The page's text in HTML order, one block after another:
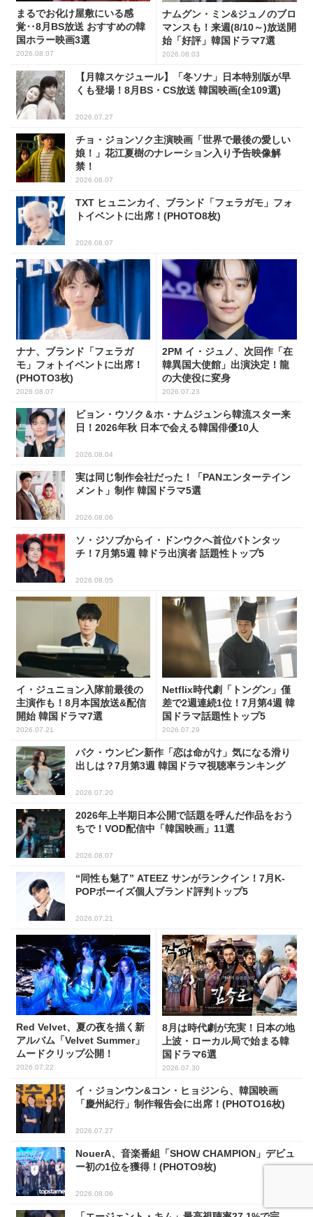
まるでお化け屋敷にいる感
覚‥8月BS放送 おすすめの韓
国ホラー映画3選
2026.08.07
ナムグン・ミン&ジュノのブロ
マンスも！来週(8/10～)放送開
始「好評」韓国ドラマ7選
2026.08.03
【月韓スケジュール】「冬ソナ」日本特別版が早
くも登場！8月BS・CS放送 韓国映画(全109選)
2026.07.27
チョ・ジョンソク主演映画「世界で最後の愛しい
娘！」花江夏樹のナレーション入り予告映像解
禁！
2026.08.07
TXT ヒュニンカイ、ブランド「フェラガモ」フォ
トイベントに出席！(PHOTO8枚)
2026.08.07
ナナ、ブランド「フェラガ
モ」フォトイベントに出席！
(PHOTO3枚)
2026.08.07
2PM イ・ジュノ、次回作「在
韓異国大使館」出演決定！龍
の大使役に変身
2026.07.23
ビョン・ウソク＆ホ・ナムジュンら韓流スター来
日！2026年秋 日本で会える韓国俳優10人
2026.08.04
実は同じ制作会社だった！「PANエンターテイン
メント」制作 韓国ドラマ5選
2026.08.06
ソ・ジソブからイ・ドンウクへ首位バトンタッ
チ！7月第5週 韓ドラ出演者 話題性トップ5
2026.08.05
イ・ジュニョン入隊前最後の
主演作も！8月本国放送&配信
開始 韓国ドラマ7選
2026.07.21
Netflix時代劇「トングン」僅
差で2週連続1位！7月第4週 韓
国ドラマ話題性トップ5
2026.07.29
パク・ウンビン新作「恋は命がけ」気になる滑り
出しは？7月第3週 韓国ドラマ視聴率ランキング
2026.07.20
2026年上半期日本公開で話題を呼んだ作品をおう
ちで！VOD配信中「韓国映画」11選
2026.08.07
“同性も魅了” ATEEZ サンがランクイン！7月K-
POPボーイズ個人ブランド評判トップ5
2026.07.21
Red Velvet、夏の夜を描く新
アルバム「Velvet Summer」
ムードクリップ公開！
2026.07.22
8月は時代劇が充実！日本の地
上波・ローカル局で始まる韓
国ドラマ6選
2026.07.30
イ・ジョンウン&コン・ヒョジンら、韓国映画
「慶州紀行」制作報告会に出席！(PHOTO16枚)
2026.07.27
NouerA、音楽番組「SHOW CHAMPION」デビュ
ー初の1位を獲得！(PHOTO9枚)
2026.08.06